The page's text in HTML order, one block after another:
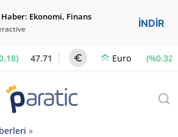
Ekonomi, Finans
İNDİR
47.71 Euro (%0.32)
»